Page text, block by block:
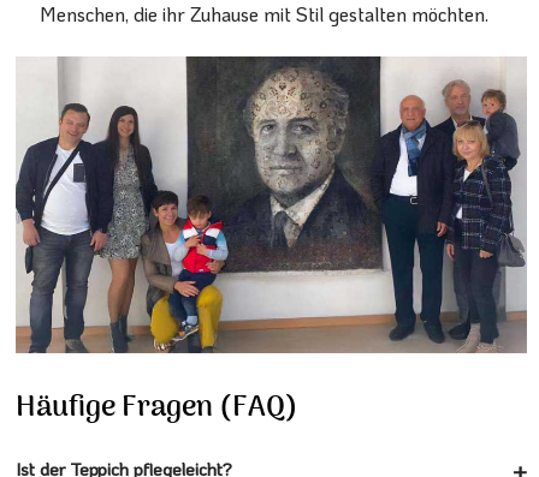
Menschen, die ihr Zuhause mit Stil gestalten möchten.
Häufige Fragen (FAQ)
Ist der Teppich pflegeleicht?